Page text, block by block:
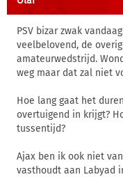
PSV bizar zwak
veelbelovend, de
amateurwedstrijd.
weg maar dat zal niet
Hoe lang gaat het
overtuigend in krijgt?
tussentijd?
Ajax ben ik ook niet
vasthoudt aan Labyad